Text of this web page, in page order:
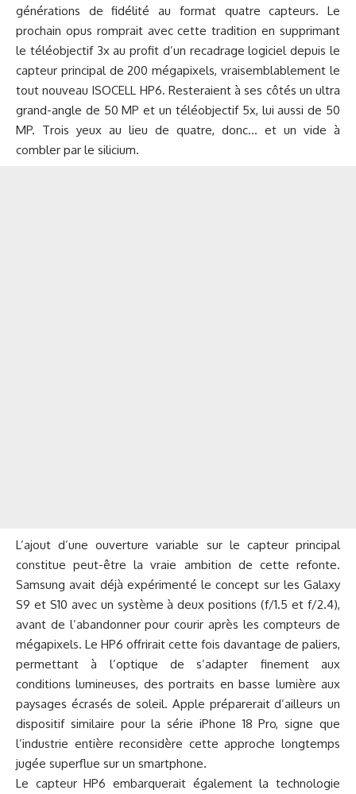
générations de fidélité au format quatre capteurs. Le
prochain opus romprait avec cette tradition en supprimant
le téléobjectif 3x au profit d’un recadrage logiciel depuis le
capteur principal de 200 mégapixels, vraisemblablement le
tout nouveau ISOCELL HP6. Resteraient à ses côtés un ultra
grand-angle de 50 MP et un téléobjectif 5x, lui aussi de 50
MP. Trois yeux au lieu de quatre, donc… et un vide à
combler par le silicium.
L’ajout d’une ouverture variable sur le capteur principal
constitue peut-être la vraie ambition de cette refonte.
Samsung avait déjà expérimenté le concept sur les Galaxy
S9 et S10 avec un système à deux positions (f/1.5 et f/2.4),
avant de l’abandonner pour courir après les compteurs de
mégapixels. Le HP6 offrirait cette fois davantage de paliers,
permettant à l’optique de s’adapter finement aux
conditions lumineuses, des portraits en basse lumière aux
paysages écrasés de soleil. Apple préparerait d’ailleurs un
dispositif similaire pour la série iPhone 18 Pro, signe que
l’industrie entière reconsidère cette approche longtemps
jugée superflue sur un smartphone.
Le capteur HP6 embarquerait également la technologie